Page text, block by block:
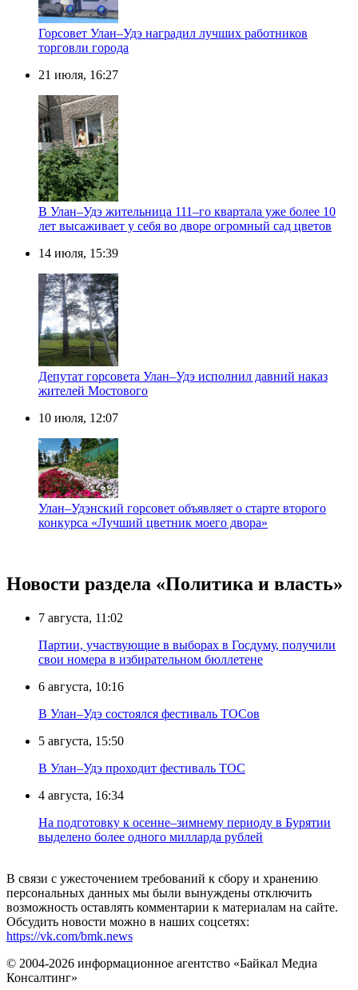
Горсовет Улан–Удэ наградил лучших работников
торговли города
21 июля, 16:27
В Улан–Удэ жительница 111–го квартала уже более 10
лет высаживает у себя во дворе огромный сад цветов
14 июля, 15:39
Депутат горсовета Улан–Удэ исполнил давний наказ
жителей Мостового
10 июля, 12:07
Улан–Удэнский горсовет объявляет о старте второго
конкурса «Лучший цветник моего двора»
Новости раздела «Политика и власть»
7 августа, 11:02
Партии, участвующие в выборах в Госдуму, получили
свои номера в избирательном бюллетене
6 августа, 10:16
В Улан–Удэ состоялся фестиваль ТОСов
5 августа, 15:50
В Улан–Удэ проходит фестиваль ТОС
4 августа, 16:34
На подготовку к осенне–зимнему периоду в Бурятии
выделено более одного милларда рублей
В связи с ужесточением требований к сбору и хранению
персональных данных мы были вынуждены отключить
возможность оставлять комментарии к материалам на сайте.
Обсудить новости можно в наших соцсетях:
https://vk.com/bmk.news
© 2004-2026 информационное агентство «Байкал Медиа
Консалтинг»